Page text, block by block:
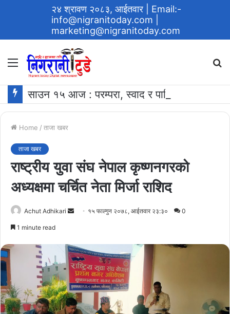
२४ श्रावण २०८३, आईतवार
| Email:-
info@nigranitoday.com
marketing@nigranitoday.com
Menu
Home / ताजा खबर
ताजा खबर
राष्ट्रीय युवा संघ नेपाल कृष्णनगरको
अध्यक्षमा चर्चित नेता मिर्जा राशिद
Achut Adhikari
Send १५ फाल्गुन २०७८, आईतवार २३:३० 0
1 minute read